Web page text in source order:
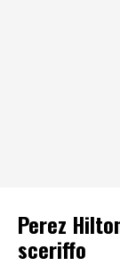
Perez
sceriffo